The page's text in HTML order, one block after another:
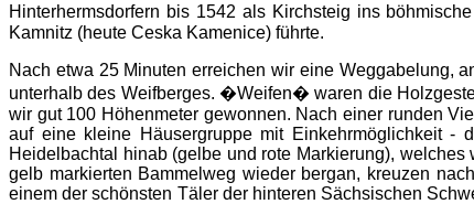
Hinterhermsdorfern bis 1542 als Kirchsteig ins
Kamnitz (heute Ceska Kamenice) führte.
Nach etwa 25 Minuten erreichen wir eine Weggabelung,
unterhalb des Weifberges. �Weifen� waren die
wir gut 100 Höhenmeter gewonnen. Nach einer runden
auf eine kleine Häusergruppe mit Einkehrmöglichkeit
Heidelbachtal hinab (gelbe und rote Markierung),
gelb markierten Bammelweg wieder bergan, kreuzen
einem der schönsten Täler der hinteren Sächsischen